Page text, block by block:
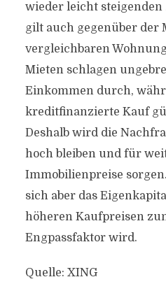
wieder leicht steigenden
gilt auch gegenüber der
vergleichbaren
Mieten schlagen
Einkommen durch,
kreditfinanzierte Kauf
Deshalb wird die
hoch bleiben und für
Immobilienpreise
sich aber das
höheren Kaufpreisen
Engpassfaktor wird.
Quelle: XING